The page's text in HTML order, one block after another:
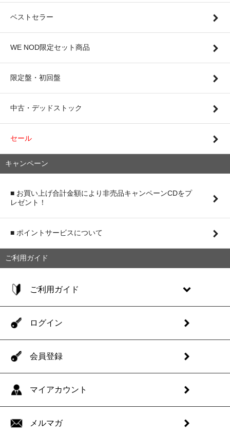
ベストセラー
WE NOD限定セット商品
限定盤・初回盤
中古・デッドストック
セール
キャンペーン
■ お買い上げ合計金額により非売品キャンペーンCDをプ
レゼント！
■ ポイントサービスについて
ご利用ガイド
ご利用ガイド
ログイン
会員登録
マイアカウント
メルマガ